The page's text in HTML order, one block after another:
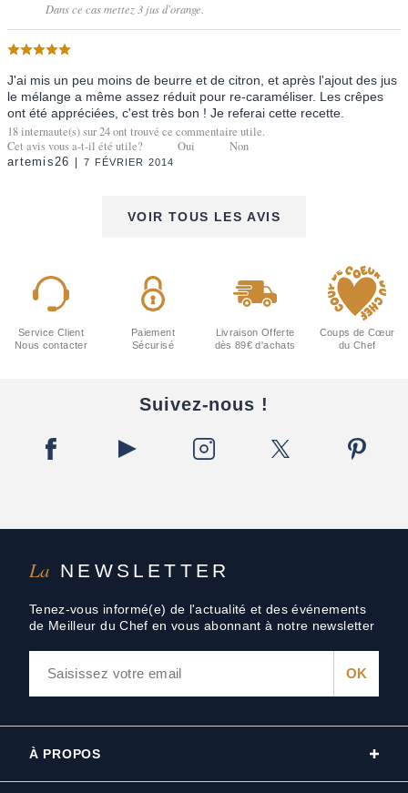
Dans ce cas mettez 3 jus d'orange.
J'ai mis un peu moins de beurre et de citron, et après l'ajout des jus
le mélange a même assez réduit pour re-caraméliser. Les crêpes
ont été appréciées, c'est très bon ! Je referai cette recette.
18internaute(s) sur24ont trouvé ce commentaire utile.
Cet avis vous a-t-il été utile?
Oui Non
artemis26 7 FÉVRIER 2014
VOIR TOUS LES AVIS
La NEWSLETTER
Tenez-vous informé(e) de l'actualité et des événements
de Meilleur du Chef en vous abonnant à notre newsletter
Service Client
Nous contacter
Paiement
Sécurisé
Livraison Offerte
dès 89€ d'achats
Coups de Cœur
du Chef
Suivez-nous !
À PROPOS